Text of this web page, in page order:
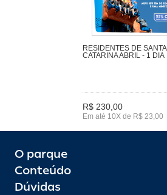
RESIDENTES DE SANTA
CATARINA ABRIL - 1 DIA
R$ 230,00
Em até 10X de R$ 23,00
O parque
Conteúdo
Dúvidas